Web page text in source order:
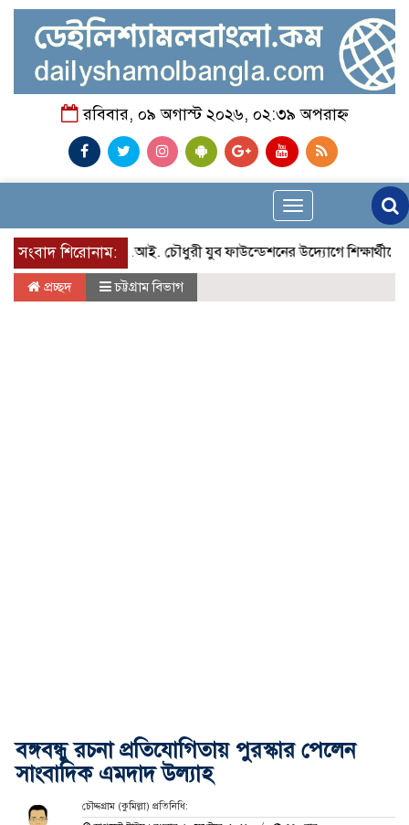
রবিবার, ০৯ অগাস্ট ২০২৬, ০২:৩৯ অপরাহ্ন
Toggle
navigation
সংবাদ শিরোনাম:জে.আই. চৌধুরী যুব ফাউন্ডেশনের উদ্যোগে শিক্ষার্থীদের মাঝে
প্রচ্ছদ চট্টগ্রাম বিভাগ
বঙ্গবন্ধু রচনা প্রতিযোগিতায় পুরস্কার পেলেন
সাংবাদিক এমদাদ উল্যাহ
চৌদ্দগ্রাম (কুমিল্লা) প্রতিনিধি: